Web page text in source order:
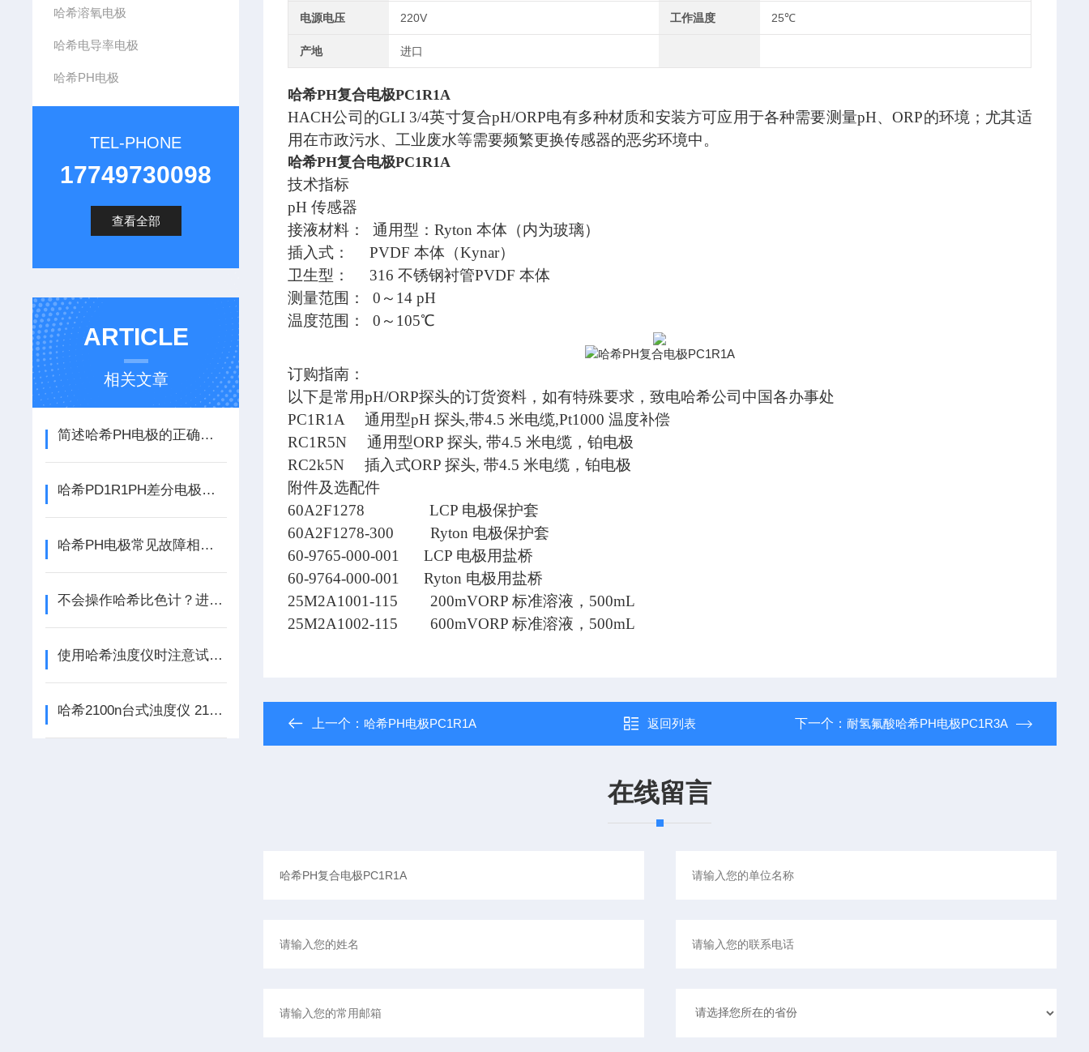
哈希溶氧电极
哈希电导率电极
哈希PH电极
TEL-PHONE
17749730098
查看全部
ARTICLE
相关文章
简述哈希PH电极的正确维护指南
哈希PD1R1PH差分电极在使用过程中的常见问题相应解决方法
哈希PH电极常见故障相应的解决方法分享
不会操作哈希比色计？进来看
使用哈希浊度仪时注意试剂的保养同样重要
哈希2100n台式浊度仪 2100n浊度仪 2100n价格
电源电压 220V 工作温度 25℃
产地 进口
哈希PH复合电极PC1R1A
HACH公司的GLI 3/4英寸复合pH/ORP电有多种材质和安装方可应用于各种需要测量pH、ORP的环境；尤其适
用在市政污水、工业废水等需要频繁更换传感器的恶劣环境中。
哈希PH复合电极PC1R1A
技术指标
pH 传感器
接液材料： 通用型：Ryton 本体（内为玻璃）
插入式： PVDF 本体（Kynar）
卫生型： 316 不锈钢衬管PVDF 本体
测量范围： 0～14 pH
温度范围： 0～105℃
订购指南：
以下是常用pH/ORP探头的订货资料，如有特殊要求，致电哈希公司中国各办事处
PC1R1A 通用型pH 探头,带4.5 米电缆,Pt1000 温度补偿
RC1R5N 通用型ORP 探头, 带4.5 米电缆，铂电极
RC2k5N 插入式ORP 探头, 带4.5 米电缆，铂电极
附件及选配件
60A2F1278 LCP 电极保护套
60A2F1278-300 Ryton 电极保护套
60-9765-000-001 LCP 电极用盐桥
60-9764-000-001 Ryton 电极用盐桥
25M2A1001-115 200mVORP 标准溶液，500mL
25M2A1002-115 600mVORP 标准溶液，500mL
上一个： 哈希PH电极PC1R1A 返回列表 下一个： 耐氢氟酸哈希PH电极PC1R3A
在线留言